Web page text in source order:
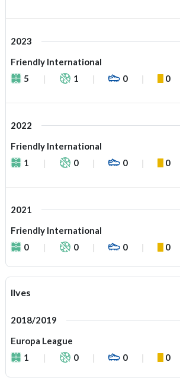
2023
Friendly International
5
1 0 0
2022
Friendly International
1
0 0 0
2021
Friendly International
0
0 0 0
Ilves
2018/2019
Europa League
1
0 0 0